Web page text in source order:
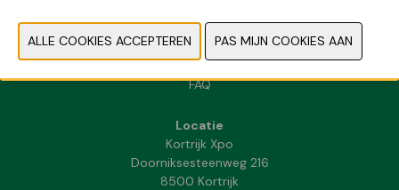
Contact
Pers- en beeldmateriaal
FAQ
Locatie
Kortrijk Xpo
Doorniksesteenweg 216
8500 Kortrijk